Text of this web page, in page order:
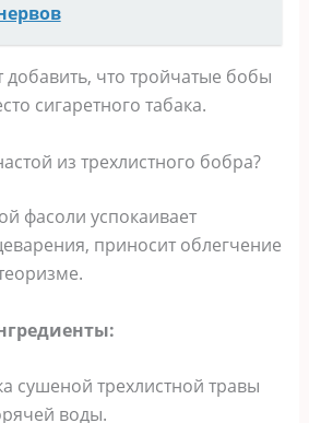
что тройчатые бобы
сигаретного табака.
из трехлистного бобра?
фасоли успокаивает
приносит облегчение
сушеной трехлистной травы
воды.